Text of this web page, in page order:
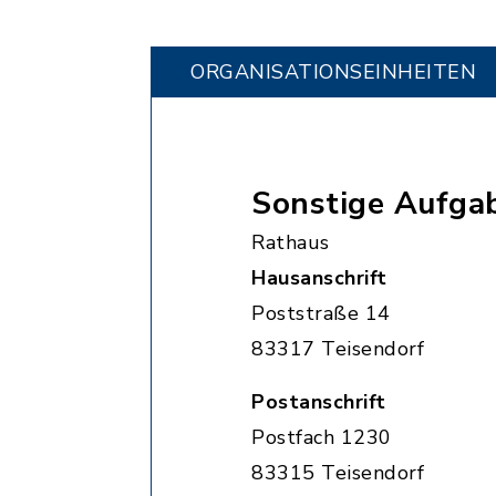
ORGANISATIONS­EINHEITEN
Sonstige
Rathaus
Hausanschrift
Poststraße 14
83317 Teisendorf
Postanschrift
Postfach 1230
83315 Teisendorf